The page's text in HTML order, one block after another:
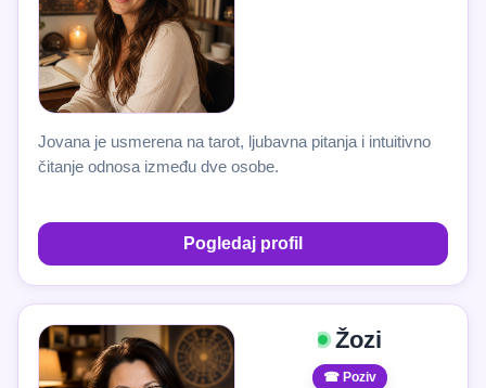
Jovana je usmerena na tarot, ljubavna pitanja i intuitivno
čitanje odnosa između dve osobe.
Pogledaj profil
Žozi
☎ Poziv